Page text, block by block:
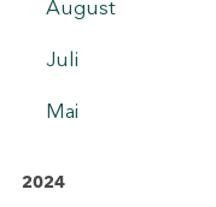
August
Juli
Mai
2024